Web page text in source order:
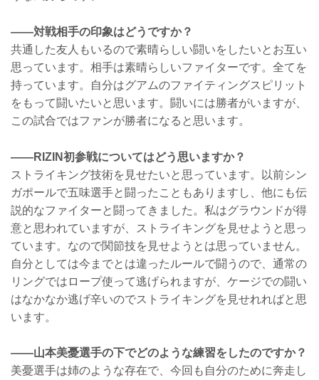
——対戦相手の印象はどうですか？
共通した友人もいるので素晴らしい闘いをしたいとお互い
思っています。相手は素晴らしいファイターです。全てを
持っています。自分はグアムのファイティングスピリット
をもって闘いたいと思います。闘いには勝者がいますが、
この試合ではファンが勝者になると思います。
——RIZIN初参戦についてはどう思いますか？
ストライキング技術を見せたいと思っています。以前シン
ガポールで五味選手と闘ったこともありますし、他にも伝
説的なファイターと闘ってきました。私はグラウンドが得
意と思われていますが、ストライキングを見せようと思っ
ています。なので関節技を見せようとは思っていません。
自分としては今までとは違ったルールで闘うので、通常の
リングではロープ使って逃げられますが、ケージでの闘い
はなかなか逃げ辛いのでストライキングを見せれればと思
います。
——山本美憂選手の下でどのような練習をしたのですか？
美憂選手は姉のような存在で、今回も自分のために奔走し